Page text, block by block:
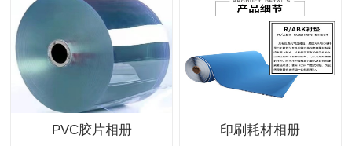
PVC胶片相册 印刷耗材相册